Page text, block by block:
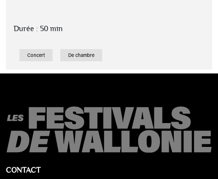
Durée : 50 min
Concert De chambre
CONTACT